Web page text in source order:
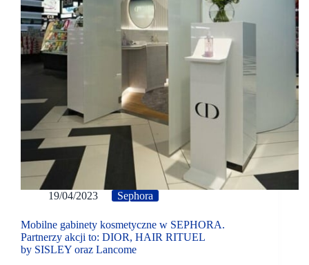
19/04/2023 Sephora
Mobilne gabinety kosmetyczne w SEPHORA.
Partnerzy akcji to: DIOR, HAIR RITUEL
by SISLEY oraz Lancome